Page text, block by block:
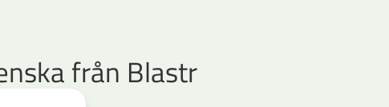
från Blastr